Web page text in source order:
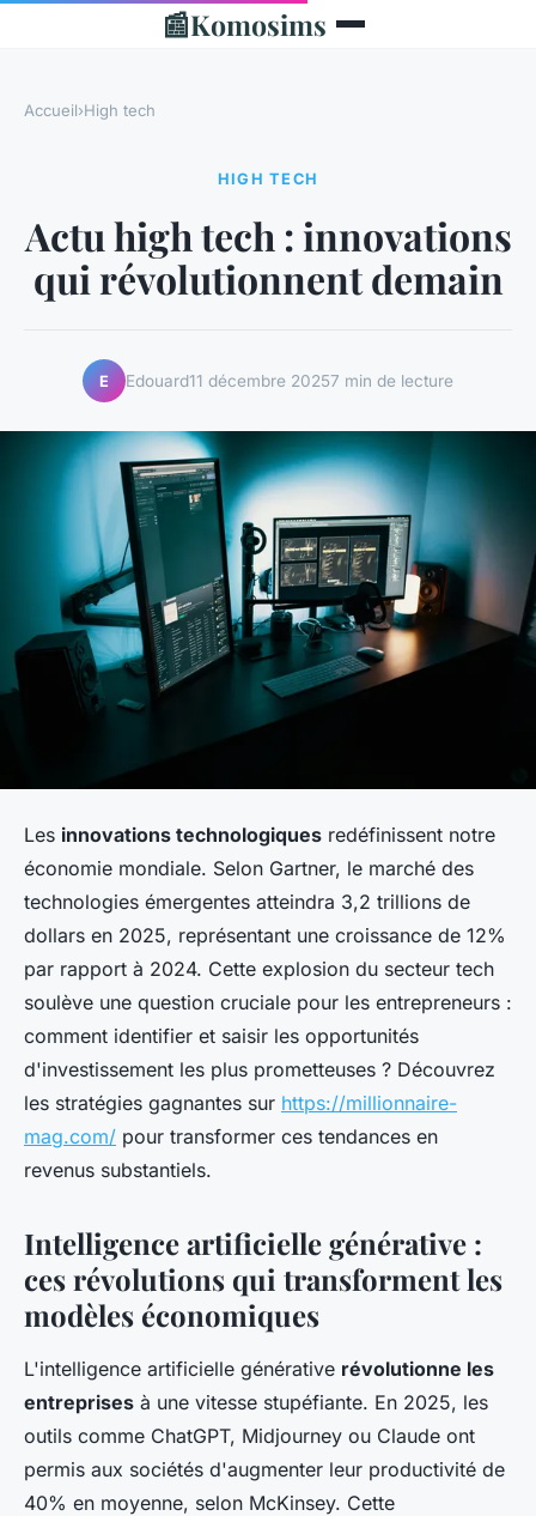
📰Komosims
Accueil›High tech
HIGH TECH
Actu high tech : innovations
qui révolutionnent demain
E Edouard11 décembre 20257 min de lecture
Les innovations technologiques redéfinissent notre
économie mondiale. Selon Gartner, le marché des
technologies émergentes atteindra 3,2 trillions de
dollars en 2025, représentant une croissance de 12%
par rapport à 2024. Cette explosion du secteur tech
soulève une question cruciale pour les entrepreneurs :
comment identifier et saisir les opportunités
d'investissement les plus prometteuses ? Découvrez
les stratégies gagnantes sur https://millionnaire-
mag.com/ pour transformer ces tendances en
revenus substantiels.
Intelligence artificielle générative :
ces révolutions qui transforment les
modèles économiques
L'intelligence artificielle générative révolutionne les
entreprises à une vitesse stupéfiante. En 2025, les
outils comme ChatGPT, Midjourney ou Claude ont
permis aux sociétés d'augmenter leur productivité de
40% en moyenne, selon McKinsey. Cette